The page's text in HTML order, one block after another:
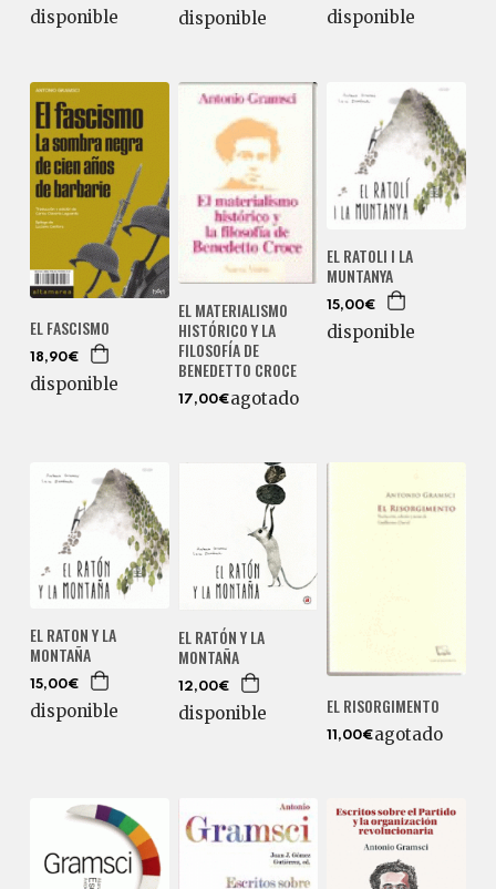
disponible disponible disponible
EL FASCISMO
18,90€
disponible
EL MATERIALISMO
HISTÓRICO Y LA
FILOSOFÍA DE
BENEDETTO CROCE
17,00€agotado
EL RATOLI I LA
MUNTANYA
15,00€
disponible
EL RATON Y LA
MONTAÑA
15,00€
disponible
EL RATÓN Y LA
MONTAÑA
12,00€
disponible EL RISORGIMENTO
11,00€agotado